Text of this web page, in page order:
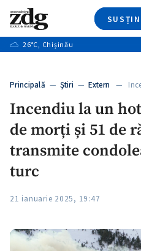
+8
+1
Caută
26°C, Chișinău
Principală — Ştiri — Extern —
Incendiu la un
de morți și 51 de
transmite
turc
21 ianuarie 2025, 19:47